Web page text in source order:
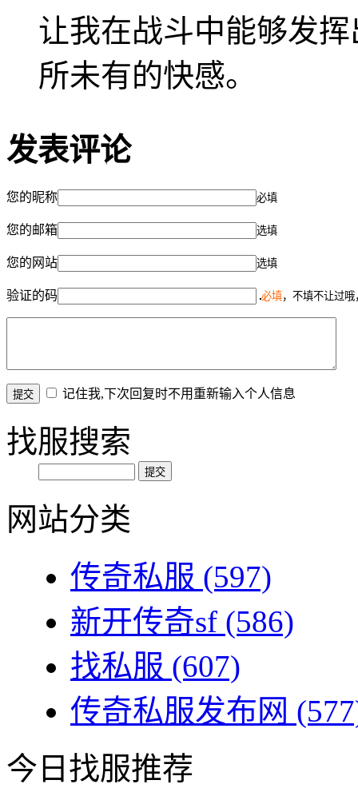
让我在战斗中能够发
所未有的快感。
发表评论
您的昵称 必填
您的邮箱 选填
您的网站 选填
验证的码 必填，不填不让过
记住我,下次回复时不用重新输入个人信息
找服搜索
网站分类
传奇私服 (597)
新开传奇sf (586)
找私服 (607)
传奇私服发布网
今日找服推荐